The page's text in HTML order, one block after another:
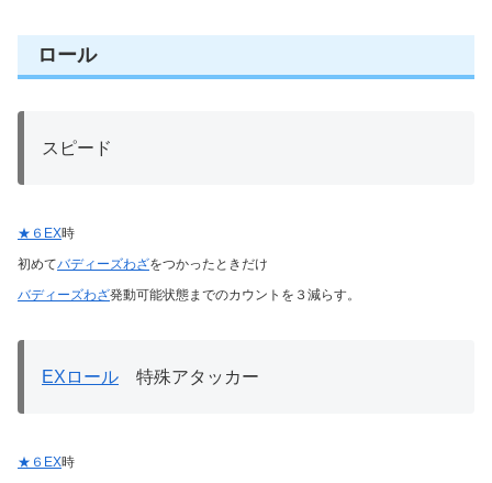
ロール
スピード
★６EX時
初めてバディーズわざをつかったときだけ
バディーズわざ発動可能状態までのカウントを３減らす。
EXロール 特殊アタッカー
★６EX時